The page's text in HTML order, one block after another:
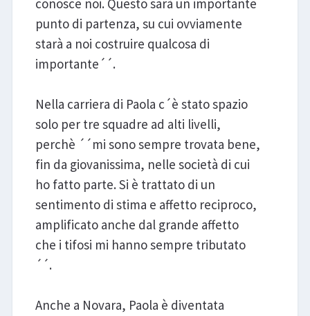
conosce noi. Questo sarà un importante
punto di partenza, su cui ovviamente
starà a noi costruire qualcosa di
importante´´.
Nella carriera di Paola c´è stato spazio
solo per tre squadre ad alti livelli,
perchè ´´mi sono sempre trovata bene,
fin da giovanissima, nelle società di cui
ho fatto parte. Si è trattato di un
sentimento di stima e affetto reciproco,
amplificato anche dal grande affetto
che i tifosi mi hanno sempre tributato
´´.
Anche a Novara, Paola è diventata